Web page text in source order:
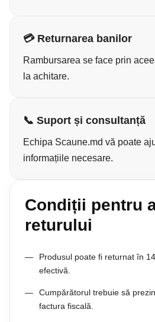
💳 Returnarea banilor
Rambursarea se face prin
la achitare.
📞 Suport și consultanță
Echipa Scaune.md vă poate
informațiile necesare.
Condiții pentru
returului
Produsul poate fi returnat în
efectivă.
Cumpărătorul trebuie să
factura fiscală.